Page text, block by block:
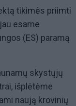
tikimės priimti
esame
(ES) paramą
skystųjų
išplėtėme
naują krovinių